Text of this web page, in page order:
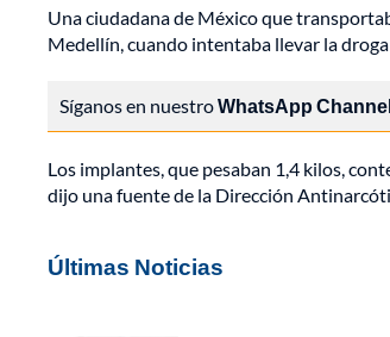
Una ciudadana de México que
Medellín, cuando intentaba llevar la
Síganos en nuestroWhatsApp
Los implantes, que pesaban 1,4 kilos,
dijo una fuente de la Dirección
Últimas Noticias